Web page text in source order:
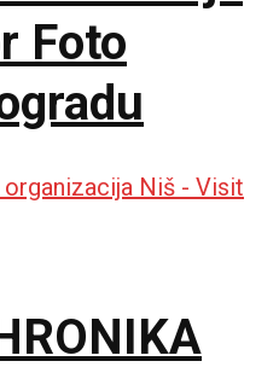
Foto